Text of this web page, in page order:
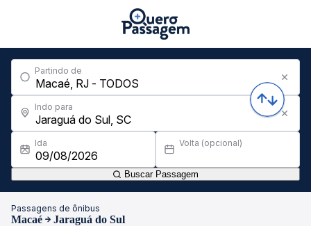
Partindo de
Indo para
Ida Volta (opcional)
Buscar Passagem
Passagens de ônibus
Macaé Jaraguá do Sul